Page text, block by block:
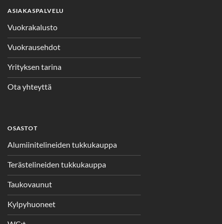
ASIAKASPALVELU
Vuokrakalusto
Vuokrausehdot
Yrityksen tarina
Ota yhteyttä
OSASTOT
Alumiinitelineiden tukkukauppa
Terästelineiden tukkukauppa
Taukovaunut
Kylpyhuoneet